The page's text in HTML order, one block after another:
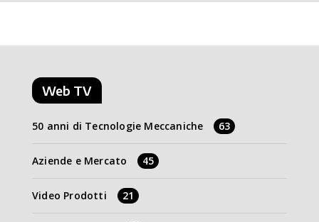
Web TV
50 anni di Tecnologie Meccaniche 63
Aziende e Mercato 45
Video Prodotti 21